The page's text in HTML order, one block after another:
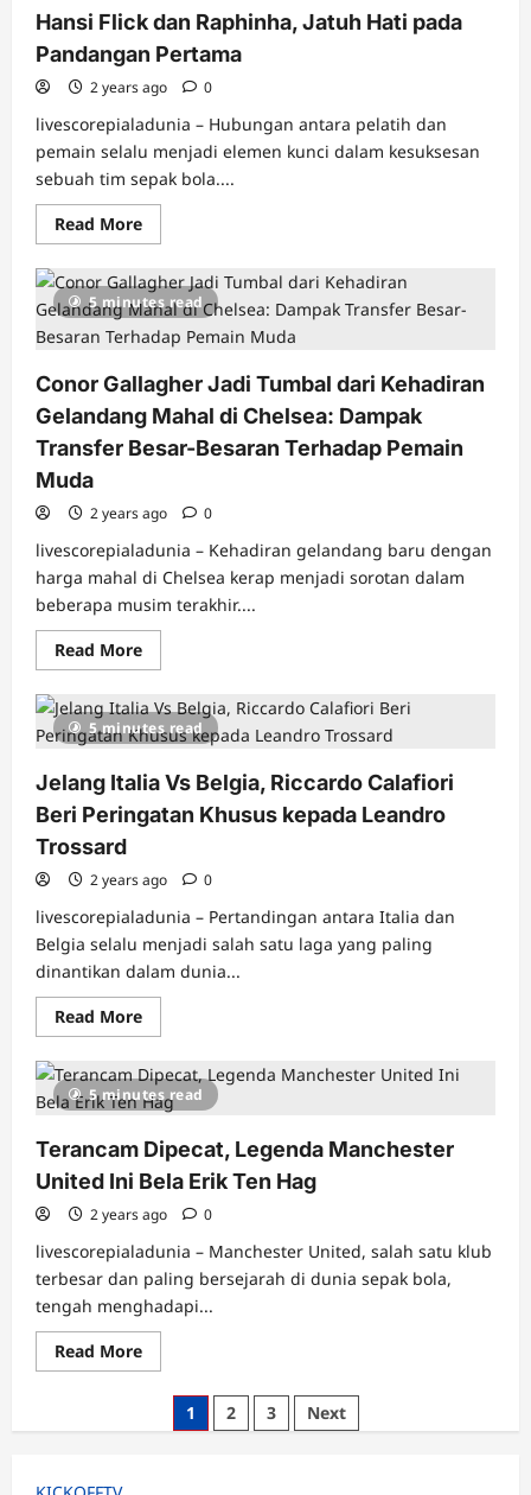
Spanyol
Pulangkan
Lamine
Yamal:
Apa
Artinya
Bagi
Klub
dan
Tim
Nasional?
Hansi Flick dan Raphinha, Jatuh Hati pada
Pandangan Pertama
2 years ago 0
livescorepialadunia – Hubungan antara pelatih dan
pemain selalu menjadi elemen kunci dalam kesuksesan
sebuah tim sepak bola....
Read MoreRead
more
Hansi
Flick
dan
Raphinha,
Jatuh
Hati
pada
Pandangan
Pertama
5 minutes read
Conor Gallagher Jadi Tumbal dari Kehadiran
Gelandang Mahal di Chelsea: Dampak
Transfer Besar-Besaran Terhadap Pemain
Muda
2 years ago 0
livescorepialadunia – Kehadiran gelandang baru dengan
harga mahal di Chelsea kerap menjadi sorotan dalam
beberapa musim terakhir....
Read MoreRead
more
Conor
Gallagher
Jadi
Tumbal
Kehadiran
Gelandang
Mahal
di
Transfer
Besaran
Terhadap
Pemain
Muda
5 minutes read
Jelang Italia Vs Belgia, Riccardo Calafiori
Beri Peringatan Khusus kepada Leandro
Trossard
2 years ago 0
livescorepialadunia – Pertandingan antara Italia dan
Belgia selalu menjadi salah satu laga yang paling
dinantikan dalam dunia...
Read MoreRead
more
Jelang
Italia
Vs
Belgia,
Calafiori
Beri
Peringatan
Khusus
kepada
Leandro
Trossard
5 minutes read
Terancam Dipecat, Legenda Manchester
United Ini Bela Erik Ten Hag
2 years ago 0
livescorepialadunia – Manchester United, salah satu klub
terbesar dan paling bersejarah di dunia sepak bola,
tengah menghadapi...
Read MoreRead
more
Terancam
Dipecat,
Legenda
1 2 3 Next